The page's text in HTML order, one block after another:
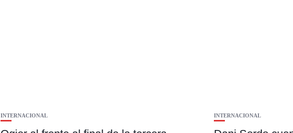
INTERNACIONAL INTERNACIONAL